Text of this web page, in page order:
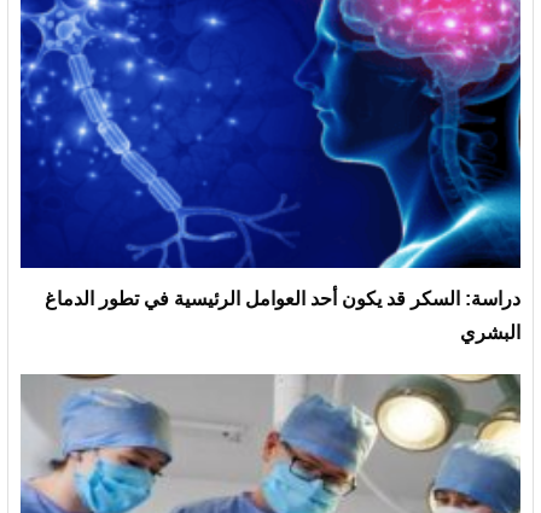
دراسة: السكر قد يكون أحد العوامل الرئيسية في تطور الدماغ
البشري